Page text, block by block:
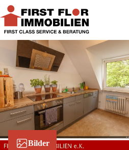
Zum
Inhalt
springen
Bilder